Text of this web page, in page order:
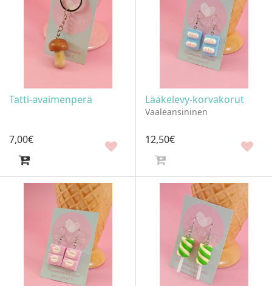
Tatti-avaimenperä
7,00€
Lääkelevy-korvakorut
Vaaleansininen
12,50€